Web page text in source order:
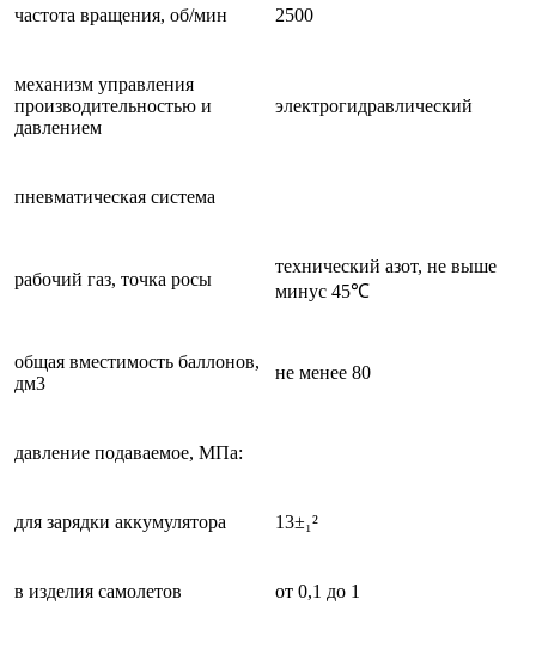
частота вращения, об/мин 2500
механизм управления
производительностью и
давлением
электрогидравлический
пневматическая система
рабочий газ, точка росы
технический азот, не выше
минус 45℃
общая вместимость баллонов,
дм3
не менее 80
давление подаваемое, МПа:
для зарядки аккумулятора 13±₁²
в изделия самолетов от 0,1 до 1